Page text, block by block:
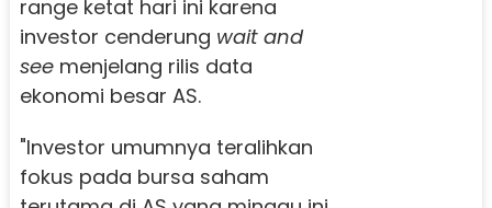
range ketat hari ini karena
investor cenderung wait and
seemenjelang rilis data
ekonomi besar AS.
"Investor umumnya teralihkan
fokus pada bursa saham